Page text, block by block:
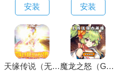
安装 安装
天缘传说（无限狂刷版） 魔龙之怒（GM海克斯科技）